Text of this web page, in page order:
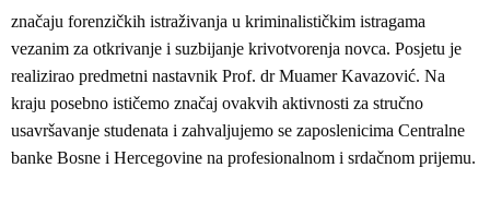
značaju forenzičkih istraživanja u kriminalističkim istragama
vezanim za otkrivanje i suzbijanje krivotvorenja novca. Posjetu je
realizirao predmetni nastavnik Prof. dr Muamer Kavazović. Na
kraju posebno ističemo značaj ovakvih aktivnosti za stručno
usavršavanje studenata i zahvaljujemo se zaposlenicima Centralne
banke Bosne i Hercegovine na profesionalnom i srdačnom prijemu.